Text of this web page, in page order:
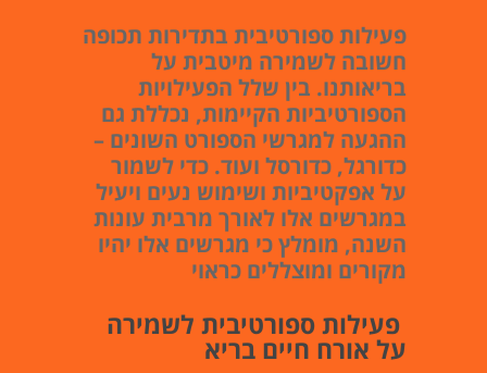
פעילות ספורטיבית בתדירות תכופה
חשובה לשמירה מיטבית על
בריאותנו. בין שלל הפעילויות
הספורטיביות הקיימות, נכללת גם
ההגעה למגרשי הספורט השונים –
כדורגל, כדורסל ועוד. כדי לשמור
על אפקטיביות ושימוש נעים ויעיל
במגרשים אלו לאורך מרבית עונות
השנה, מומלץ כי מגרשים אלו יהיו
מקורים ומוצללים כראוי
פעילות ספורטיבית לשמירה
על אורח חיים בריא